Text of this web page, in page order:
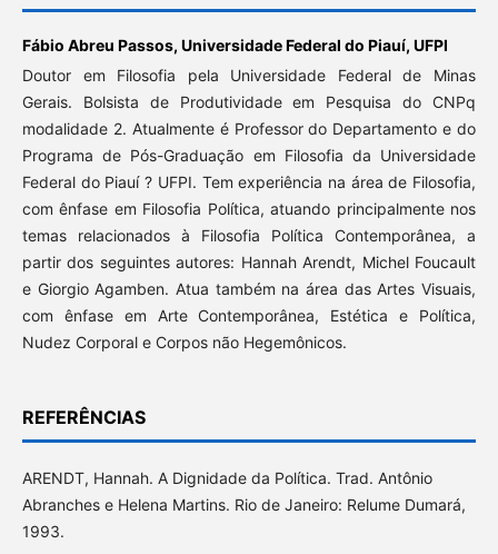
Fábio Abreu Passos, Universidade Federal do Piauí, UFPI
Doutor em Filosofia pela Universidade Federal de Minas
Gerais. Bolsista de Produtividade em Pesquisa do CNPq
modalidade 2. Atualmente é Professor do Departamento e do
Programa de Pós-Graduação em Filosofia da Universidade
Federal do Piauí ? UFPI. Tem experiência na área de Filosofia,
com ênfase em Filosofia Política, atuando principalmente nos
temas relacionados à Filosofia Política Contemporânea, a
partir dos seguintes autores: Hannah Arendt, Michel Foucault
e Giorgio Agamben. Atua também na área das Artes Visuais,
com ênfase em Arte Contemporânea, Estética e Política,
Nudez Corporal e Corpos não Hegemônicos.
REFERÊNCIAS
ARENDT, Hannah. A Dignidade da Política. Trad. Antônio
Abranches e Helena Martins. Rio de Janeiro: Relume Dumará,
1993.